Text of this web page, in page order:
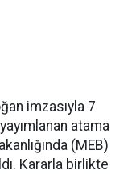
imzasıyla 7
atama
(MEB)
Kararla birlikte